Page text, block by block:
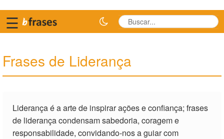
☰
Frases de Liderança
Liderança é a arte de inspirar ações e confiança; frases
de liderança condensam sabedoria, coragem e
responsabilidade, convidando-nos a guiar com